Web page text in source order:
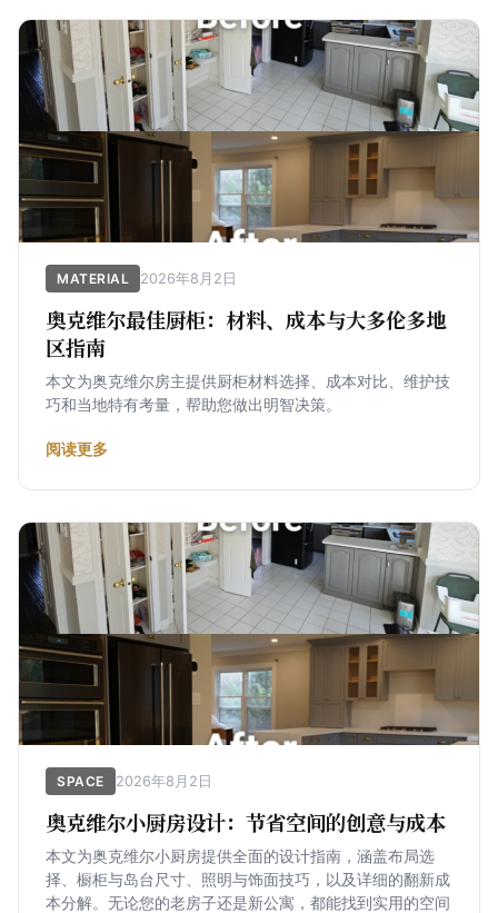
MATERIAL 2026年8月2日
奥克维尔最佳厨柜：材料、成本与大多伦多地
区指南
本文为奥克维尔房主提供厨柜材料选择、成本对比、维护技
巧和当地特有考量，帮助您做出明智决策。
阅读更多
SPACE 2026年8月2日
奥克维尔小厨房设计：节省空间的创意与成本
本文为奥克维尔小厨房提供全面的设计指南，涵盖布局选
择、橱柜与岛台尺寸、照明与饰面技巧，以及详细的翻新成
本分解。无论您的老房子还是新公寓，都能找到实用的空间